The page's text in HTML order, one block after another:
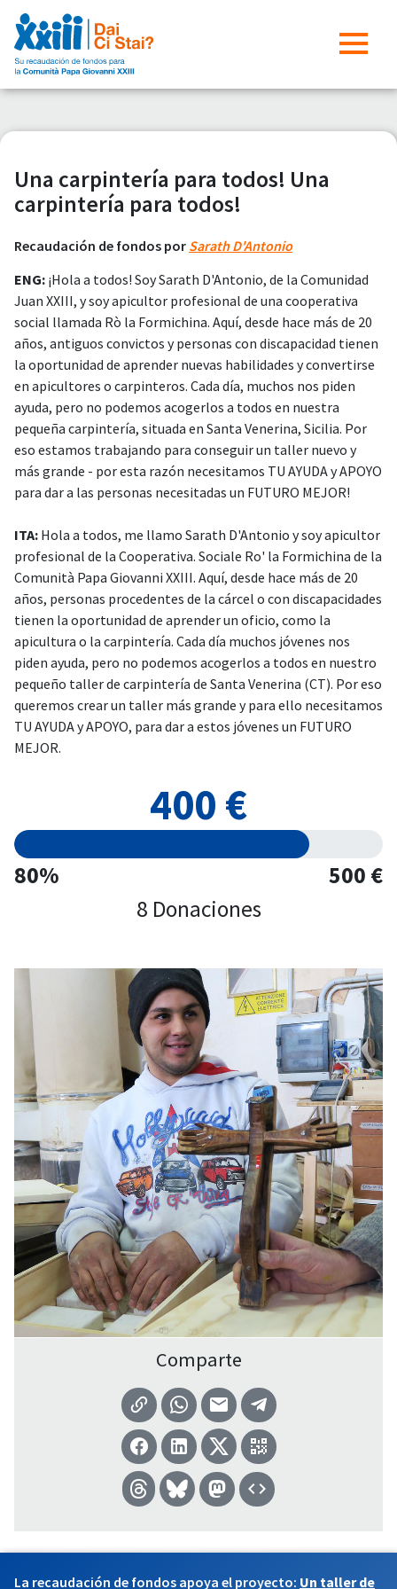
Una carpintería para todos! Una
carpintería para todos!
Recaudación de fondos por Sarath D'Antonio
ENG: ¡Hola a todos! Soy Sarath D'Antonio, de la Comunidad
Juan XXIII, y soy apicultor profesional de una cooperativa
social llamada Rò la Formichina. Aquí, desde hace más de 20
años, antiguos convictos y personas con discapacidad tienen
la oportunidad de aprender nuevas habilidades y convertirse
en apicultores o carpinteros. Cada día, muchos nos piden
ayuda, pero no podemos acogerlos a todos en nuestra
pequeña carpintería, situada en Santa Venerina, Sicilia. Por
eso estamos trabajando para conseguir un taller nuevo y
más grande - por esta razón necesitamos TU AYUDA y APOYO
para dar a las personas necesitadas un FUTURO MEJOR!
ITA: Hola a todos, me llamo Sarath D'Antonio y soy apicultor
profesional de la Cooperativa. Sociale Ro' la Formichina de la
Comunità Papa Giovanni XXIII. Aquí, desde hace más de 20
años, personas procedentes de la cárcel o con discapacidades
tienen la oportunidad de aprender un oficio, como la
apicultura o la carpintería. Cada día muchos jóvenes nos
piden ayuda, pero no podemos acogerlos a todos en nuestro
pequeño taller de carpintería de Santa Venerina (CT). Por eso
queremos crear un taller más grande y para ello necesitamos
TU AYUDA y APOYO, para dar a estos jóvenes un FUTURO
MEJOR.
400 €
80%
500 €
8 Donaciones
Comparte
La recaudación de fondos apoya el proyecto: Un taller de